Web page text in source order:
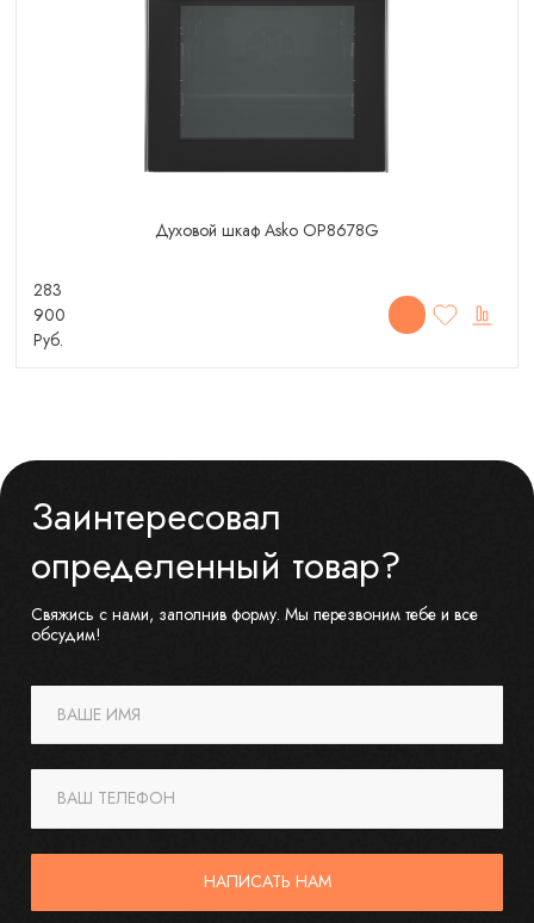
Духовой шкаф Asko OP8678G
283
900
Руб.
Заинтересовал
определенный товар?
Свяжись с нами, заполнив форму. Мы перезвоним тебе и все
обсудим!
ВАШЕ ИМЯ
ВАШ ТЕЛЕФОН
НАПИСАТЬ НАМ